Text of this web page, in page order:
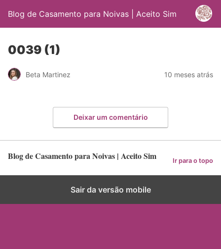
Blog de Casamento para Noivas | Aceito Sim
0039 (1)
Beta Martinez 10 meses atrás
Deixar um comentário
Blog de Casamento para Noivas | Aceito Sim Ir para o topo
Sair da versão mobile